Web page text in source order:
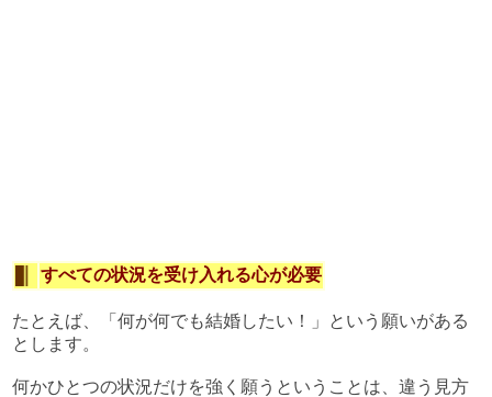
すべての状況を受け入れる心が必要
たとえば、「何が何でも結婚したい！」という願いがある
とします。
何かひとつの状況だけを強く願うということは、違う見方